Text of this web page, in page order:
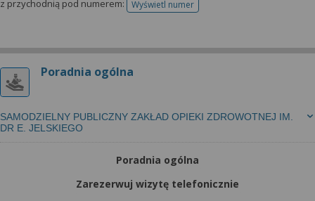
z przychodnią pod numerem: Wyświetl numertelefonu do rejestracji
Poradnia ogólna
SAMODZIELNY PUBLICZNY ZAKŁAD OPIEKI ZDROWOTNEJ IM.
DR E. JELSKIEGO
Poradnia ogólna
Zarezerwuj wizytę telefonicznie